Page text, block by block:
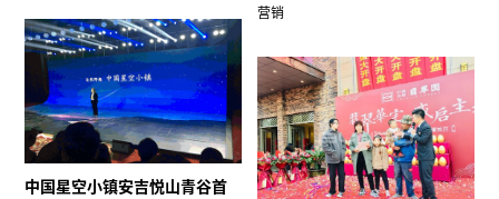
营销
中国星空小镇安吉悦山青谷首